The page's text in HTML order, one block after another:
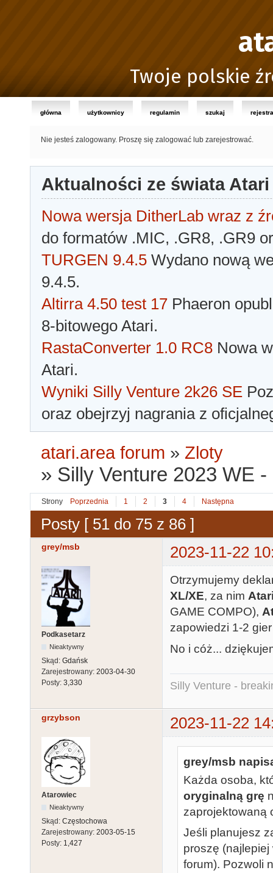
Twoje polskie
główna użytkownicy regulamin szukaj
Nie jesteś zalogowany. Proszę się zalogować lub zarejestrować.
Aktualności ze świata Atari
Nowa wersja DitherLab wraz z
do formatów .MIC, .GR8, .GR9
TURGEN 9.4.5 Wydano nową
9.4.5.
Altirra 4.50 test 17 Phaeron
8-bitowego Atari.
RastaConverter 1.0 RC8 Nowa
Atari.
Wyniki Silly Venture 2k26 SE
oraz obejrzyj nagrania z
atari.area forum » Zloty
» Silly Venture 2023 WE
Strony Poprzednia 1 2 3 4 Następna
Posty [ 51 do 75 z 86 ]
grey/msb 2023-11-22
Podkasetarz
Nieaktywny
Skąd: Gdańsk
Zarejestrowany: 2003-04-30
Posty: 3,330
Otrzymujemy
XL/XE, za nim
GAME COMPO),
zapowiedzi 1-2
No i cóż...
Silly Venture -
grzybson 2023-11-22
Atarowiec
Nieaktywny
Skąd: Częstochowa
Zarejestrowany: 2003-05-15
Posty: 1,427
grey/msb
Każda osoba,
oryginalną grę
zaprojektowaną
Jeśli planujesz
proszę
forum). Pozwoli